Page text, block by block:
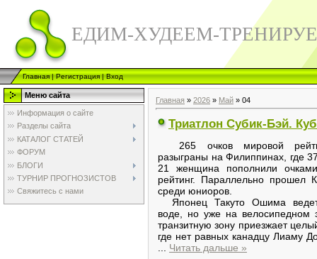
ЕДИМ-ХУДЕЕМ-
Главная|Регистрация|Вход
Меню сайта
Информация о сайте
Разделы сайта
КАТАЛОГ СТАТЕЙ
ФОРУМ
БЛОГИ
ТУРНИР ПРОГНОЗИСТОВ
Свяжитесь с нами
Главная » 2026 » Май » 04
Триатлон Субик-Бэй.
265 очков мировой
разыграны на Филиппинах, где
21 женщина пополнили
рейтинг. Параллельно прошел
среди юниоров.
Японец Такуто Ошима
воде, но уже на велосипедном
транзитную зону приезжает
где нет равных канадцу Лиаму
... Читать дальше »